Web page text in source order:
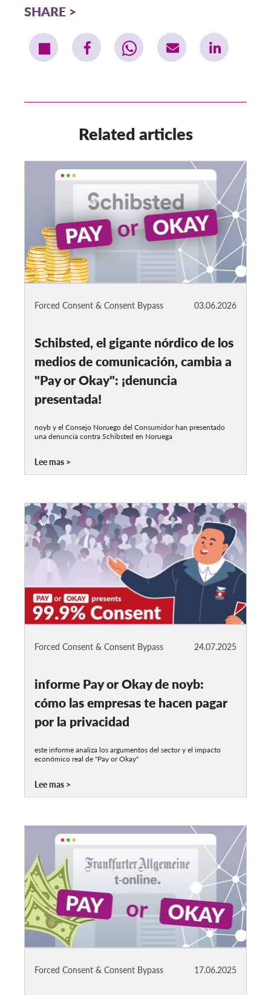
SHARE
Related articles
03.06.2026
Forced Consent & Consent Bypass
Schibsted, el gigante nórdico de los
medios de comunicación, cambia a
"Pay or Okay": ¡denuncia
presentada!
noyb y el Consejo Noruego del Consumidor han presentado
una denuncia contra Schibsted en Noruega
Lee mas
24.07.2025
Forced Consent & Consent Bypass
informe Pay or Okay de noyb:
cómo las empresas te hacen pagar
por la privacidad
este informe analiza los argumentos del sector y el impacto
económico real de "Pay or Okay"
Lee mas
17.06.2025
Forced Consent & Consent Bypass